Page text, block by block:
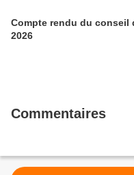
Compte rendu du conseil
2026
Commentaires